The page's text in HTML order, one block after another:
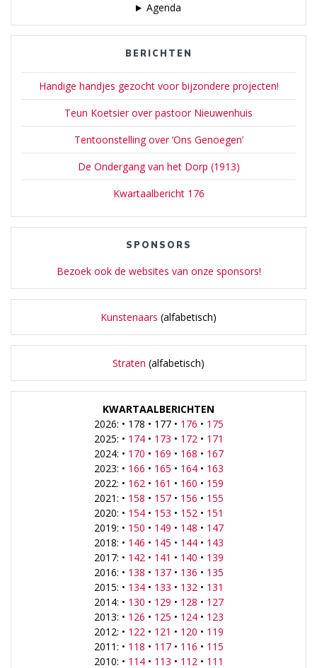
Agenda
BERICHTEN
Handige handjes gezocht voor bijzondere projecten!
Teun Koetsier over pastoor Nieuwenhuis
Tentoonstelling over ‘Ons Genoegen’
De Ondergang van het Dorp (1913)
Kwartaalbericht 176
SPONSORS
Bezoek ook de websites van onze sponsors!
Kunstenaars (alfabetisch)
Straten (alfabetisch)
KWARTAALBERICHTEN
2026: • 178 • 177 • 176 • 175
2025: • 174• 173 • 172• 171
2024: • 170 • 169 • 168 • 167
2023: • 166 • 165 • 164• 163
2022: • 162• 161 • 160 • 159
2021: • 158 • 157• 156 • 155
2020: • 154• 153 • 152• 151
2019: • 150 • 149 • 148 • 147
2018: • 146 • 145 • 144• 143
2017: • 142• 141 • 140 • 139
2016: • 138 • 137• 136 • 135
2015: • 134• 133 • 132• 131
2014: • 130 • 129 • 128 • 127
2013: • 126 • 125 • 124• 123
2012: • 122• 121 • 120 • 119
2011: • 118 • 117• 116 • 115
2010: • 114• 113 • 112• 111